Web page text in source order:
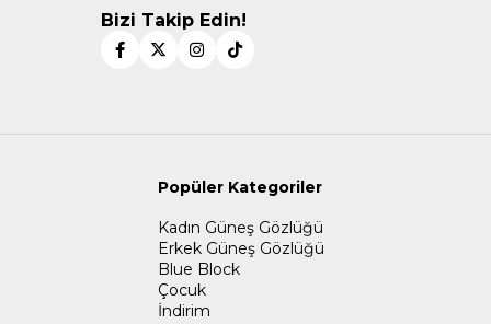
Bizi Takip Edin!
Popüler Kategoriler
Kadın Güneş Gözlüğü
Erkek Güneş Gözlüğü
Blue Block
Çocuk
İndirim